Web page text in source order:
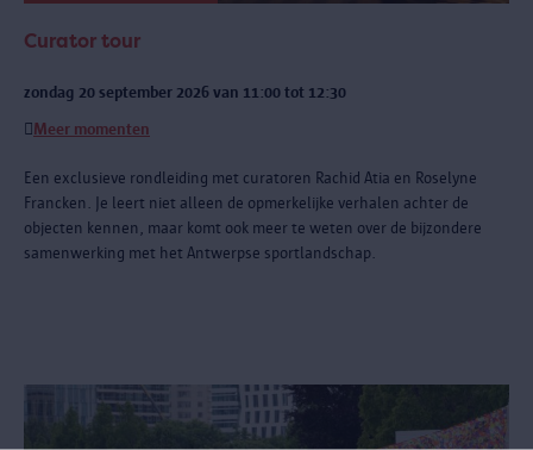
Curator tour
zondag 20 september 2026 van 11:00 tot 12:30
Meer momenten
Een exclusieve rondleiding met curatoren Rachid Atia en Roselyne
Francken. Je leert niet alleen de opmerkelijke verhalen achter de
objecten kennen, maar komt ook meer te weten over de bijzondere
samenwerking met het Antwerpse sportlandschap.